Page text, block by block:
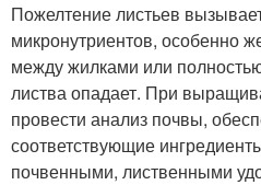
Пожелтение листьев
микронутриентов, особенно
между жилками или
листва опадает. При
провести анализ почвы,
соответствующие
почвенными, лиственными